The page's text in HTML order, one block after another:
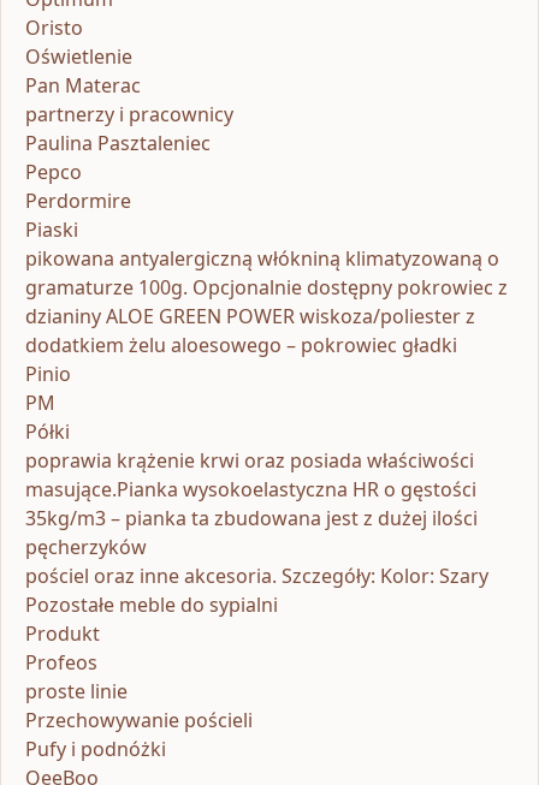
Oristo
Oświetlenie
Pan Materac
partnerzy i pracownicy
Paulina Pasztaleniec
Pepco
Perdormire
Piaski
pikowana antyalergiczną włókniną klimatyzowaną o
gramaturze 100g. Opcjonalnie dostępny pokrowiec z
dzianiny ALOE GREEN POWER wiskoza/poliester z
dodatkiem żelu aloesowego – pokrowiec gładki
Pinio
PM
Półki
poprawia krążenie krwi oraz posiada właściwości
masujące.Pianka wysokoelastyczna HR o gęstości
35kg/m3 – pianka ta zbudowana jest z dużej ilości
pęcherzyków
pościel oraz inne akcesoria. Szczegóły: Kolor: Szary
Pozostałe meble do sypialni
Produkt
Profeos
proste linie
Przechowywanie pościeli
Pufy i podnóżki
QeeBoo